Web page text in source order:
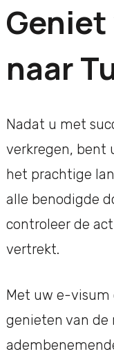
naar
Nadat u met
verkregen, bent
het prachtige
alle benodigde
controleer de
vertrekt.
Met uw e-visum
genieten van de